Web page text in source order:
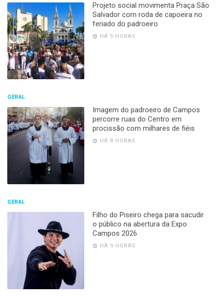
Projeto social movimenta Praça São
Salvador com roda de capoeira no
feriado do padroeiro
HÁ 5 HORAS
GERAL
Imagem do padroeiro de Campos
percorre ruas do Centro em
procissão com milhares de fiéis
HÁ 8 HORAS
GERAL
Filho do Piseiro chega para sacudir
o público na abertura da Expo
Campos 2026
HÁ 9 HORAS